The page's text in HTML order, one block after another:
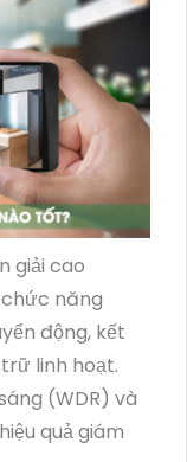
giải cao
năng
động, kết
linh hoạt.
(WDR) và
quả giám